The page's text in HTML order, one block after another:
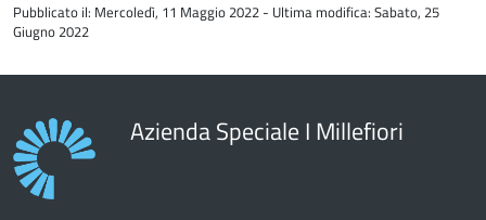
del
contenuto
Pubblicato il: Mercoledì, 11 Maggio 2022 - Ultima modifica: Sabato, 25
Giugno 2022
Azienda Speciale I Millefiori